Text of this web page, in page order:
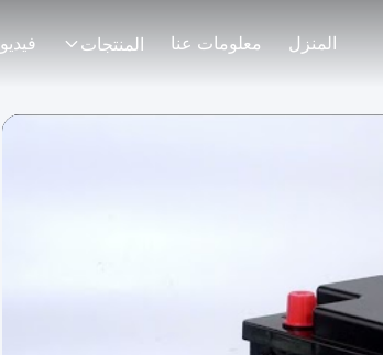
المنزل معلومات عنا المنتجات فيديو